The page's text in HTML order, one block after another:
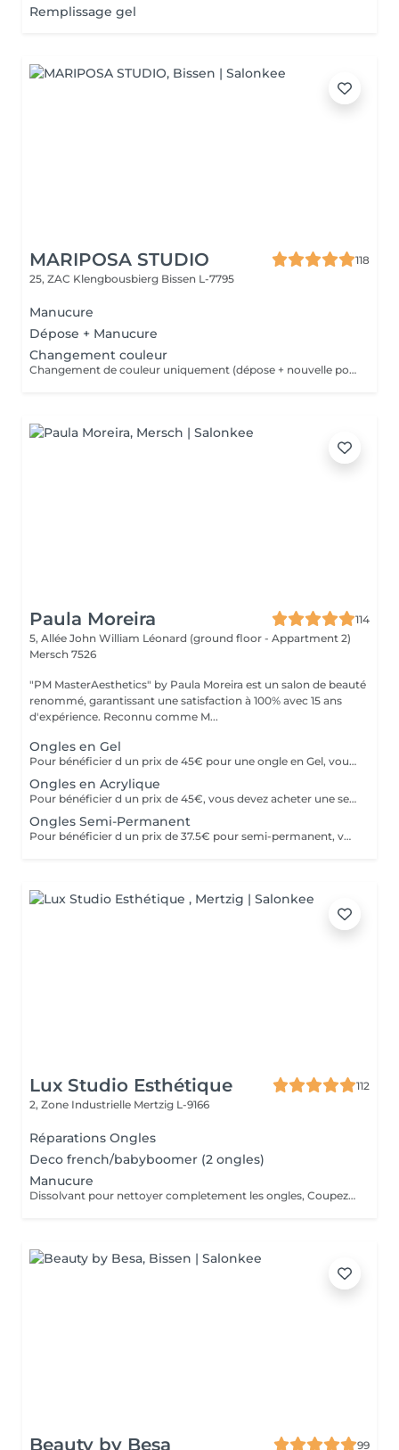
Remplissage gel
MARIPOSA STUDIO
118
25, ZAC Klengbousbierg Bissen L-7795
Manucure
Dépose + Manucure
Changement couleur
Changement de couleur uniquement (dépose + nouvelle pose de couleur) sans autre prestation de manucure.
Paula Moreira
114
5, Allée John William Léonard (ground floor - Appartment 2)
Mersch 7526
"PM MasterAesthetics" by Paula Moreira est un salon de beauté
renommé, garantissant une satisfaction à 100% avec 15 ans
d'expérience. Reconnu comme M...
Ongles en Gel
Pour bénéficier d un prix de 45€ pour une ongle en Gel, vous devez acheter une seul fois le kit individuel comprenant tout le matériel nom jetable nécessaire,qui sera conserve pour nous , pour de futurs rendez-vous, garantissant ainsi une meilleure hygiène.* *Renouvelable chaque année.
Ongles en Acrylique
Pour bénéficier d un prix de 45€, vous devez acheter une seule fois le kit individuel comprenant tout le matériel non jetable nécessaire , qui sera conserve pour nous pour de futurs rendez-vous, garantissant ainsi une meilleure hygiène.* *renouvelabre chaque année.
Ongles Semi-Permanent
Pour bénéficier d un prix de 37.5€ pour semi-permanent, vous devez acheter une seule fois le kit individuel avec tout le matériel non jetable nécessaire, qui sera conserve pour nous, pour le futurs rendez-vous, garantissant ainsi une meilleure hygiène.* *renouvelable chaque année.
Lux Studio Esthétique
112
2, Zone Industrielle Mertzig L-9166
Réparations Ongles
Deco french/babyboomer (2 ongles)
Manucure
Dissolvant pour nettoyer completement les ongles, Coupez et Modelez les ongles avec une lime, Mouillez les mains quelques minutes pour ramollir les cuticules, Pousses les Cuticules avec batone pour repousser doucement vers l'arrière et coupez les excès, Hydratez les Mains avec crème et les cuticules pour maintenir la peau douce, Appliquez une base transparent pour protéger les ongles. Attendez suffisamment de tempos pour sèche.
Beauty by Besa 99